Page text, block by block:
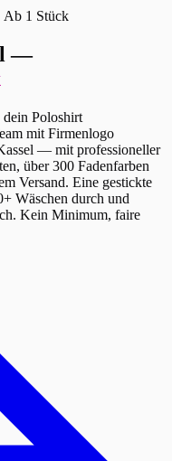
Ab 1 Stück
—
dein Poloshirt
mit Firmenlogo
— mit professioneller
über 300 Fadenfarben
Versand. Eine gestickte
Wäschen durch und
Kein Minimum, faire